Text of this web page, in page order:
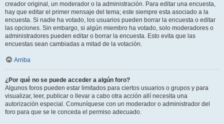
creador original, un moderador o la administración. Para editar una encuesta,
hay que editar el primer mensaje del tema; este siempre esta asociado a la
encuesta. Si nadie ha votado, los usuarios pueden borrar la encuesta o editar
las opciones. Sin embargo, si algún miembro ha votado, solo moderadores o
administradores pueden editar o borrar la encuesta. Esto evita que las
encuestas sean cambiadas a mitad de la votación.
Arriba
¿Por qué no se puede acceder a algún foro?
Algunos foros pueden estar limitados para ciertos usuarios o grupos y para
visualizar, leer, publicar o llevar a cabo otra acción allí necesita una
autorización especial. Comuníquese con un moderador o administrador del
foro para que se le conceda el permiso adecuado.